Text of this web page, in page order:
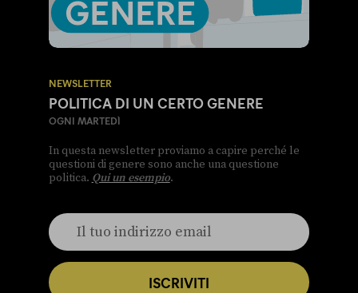
NEWSLETTER
POLITICA DI UN CERTO GENERE
OGNI MARTEDÌ
In questa newsletter proviamo a capire perché le
questioni di genere sono anche una questione
politica. Qui un esempio.
ISCRIVITI